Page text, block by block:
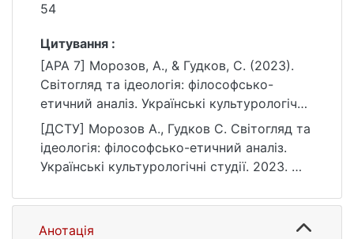
54
Цитування :
[APA 7] Морозов, А., & Гудков, С. (2023).
Світогляд та ідеологія: філософсько-
етичний аналіз. Українські культурологічні
студії, (1(12)), 48–54.
https://doi.org/10.17721/UCS.2023.1(12).11
[ДСТУ] Морозов А., Гудков С. Світогляд та
ідеологія: філософсько-етичний аналіз.
Українські культурологічні студії. 2023. №
https://doi.org/10.17721/UCS.2023.1(12).11
(дата звернення: 26.07.2026).
Анотація